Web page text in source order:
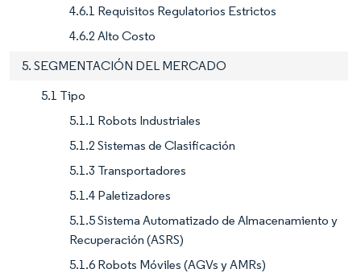
4.6.1 Requisitos Regulatorios Estrictos
4.6.2 Alto Costo
5. SEGMENTACIÓN DEL MERCADO
5.1 Tipo
5.1.1 Robots Industriales
5.1.2 Sistemas de Clasificación
5.1.3 Transportadores
5.1.4 Paletizadores
5.1.5 Sistema Automatizado de Almacenamiento y
Recuperación (ASRS)
5.1.6 Robots Móviles (AGVs y AMRs)